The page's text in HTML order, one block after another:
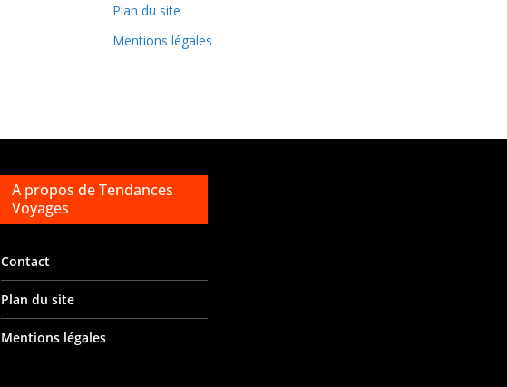
Plan du site
Mentions légales
A propos de Tendances
Voyages
Contact
Plan du site
Mentions légales